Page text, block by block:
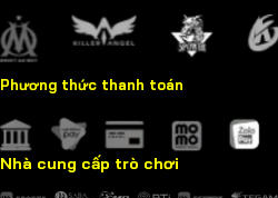
Phương thức thanh toán
Nhà cung cấp trò chơi